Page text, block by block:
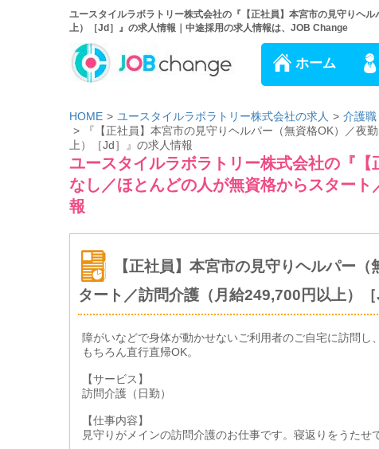
ユースタイルラボラトリー株式会社の『【正社員】本宮市の見守りヘ
上）［Jd］』の求人情報｜中途採用の求人情報は、JOB Change
ホーム
HOME ユースタイルラボラトリー株式会社の求人
介護職
『【正社員】本宮市の見守りヘルパー（無資格OK）／
上）［Jd］』の求人情報
ユースタイルラボラトリー株式会社の『
なし／ほとんどの人が無資格からスター
報
【正社員】本宮市の見守りヘルパー
タート／訪問介護（月給249,700円以上）［
障がいなどで身体が動かせないご利用者のご自宅に訪問し
もちろん直行直帰OK。
【サービス】
訪問介護（日勤）
【仕事内容】
見守りがメインの訪問介護のお仕事です。寝返りをうたせ